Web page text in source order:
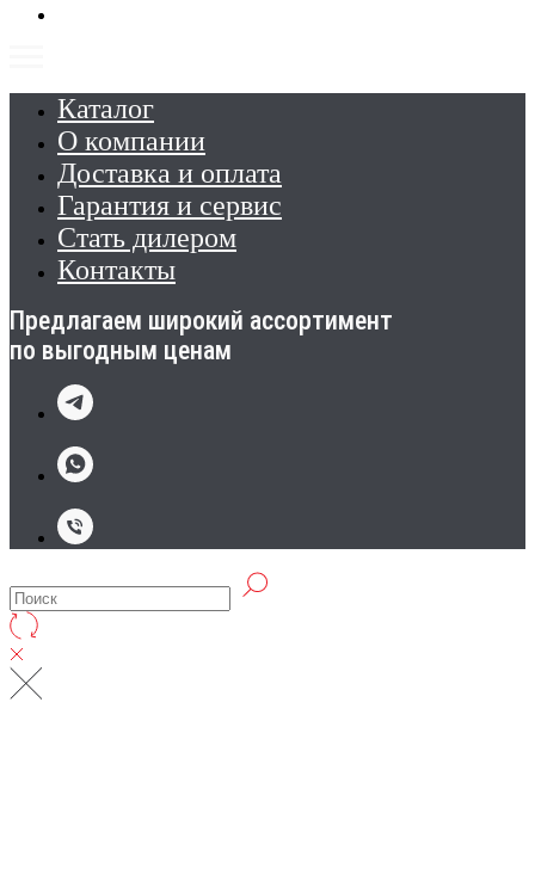
Каталог
О компании
Доставка и оплата
Гарантия и сервис
Стать дилером
Контакты
Предлагаем широкий ассортимент
по выгодным ценам